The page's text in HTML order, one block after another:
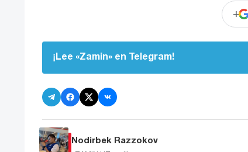
+
¡Lee «Zamin» en Telegram!
Nodirbek Razzokov